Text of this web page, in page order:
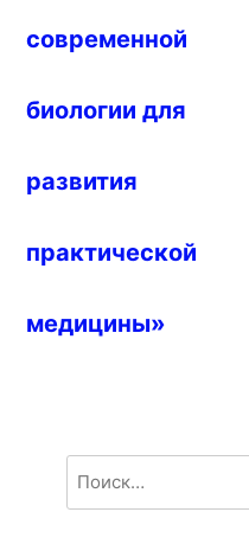
современной
биологии для
развития
практической
медицины»
Найти: